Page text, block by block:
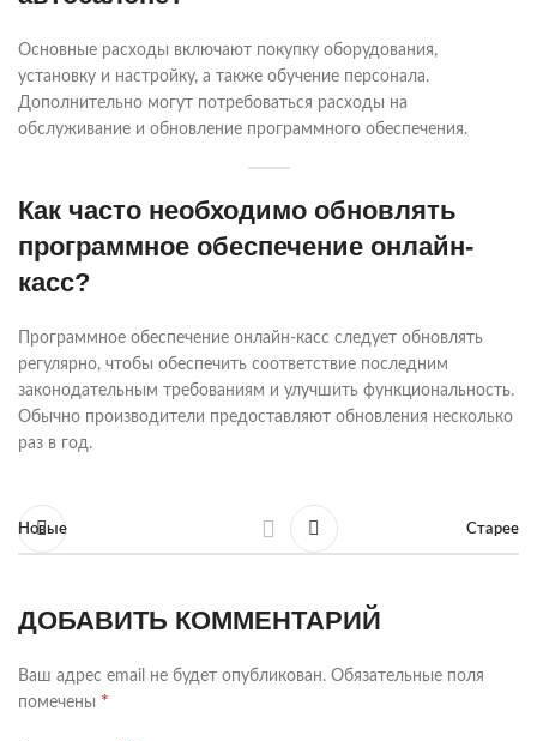
Основные расходы включают покупку оборудования,
установку и настройку, а также обучение персонала.
Дополнительно могут потребоваться расходы на
обслуживание и обновление программного обеспечения.
Как часто необходимо обновлять
программное обеспечение онлайн-
касс?
Программное обеспечение онлайн-касс следует обновлять
регулярно, чтобы обеспечить соответствие последним
законодательным требованиям и улучшить функциональность.
Обычно производители предоставляют обновления несколько
раз в год.
Новые Старее
ДОБАВИТЬ КОММЕНТАРИЙ
Ваш адрес email не будет опубликован. Обязательные поля
помечены *